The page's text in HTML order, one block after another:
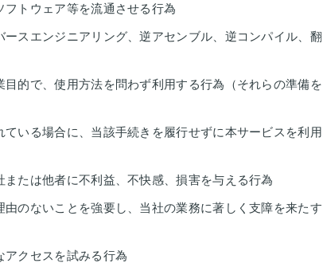
トウェア等を流通させる行為
スエンジニアリング、逆アセンブル、逆コンパイル、翻
的で、使用方法を問わず利用する行為（それらの準備を
いる場合に、当該手続きを履行せずに本サービスを利用
たは他者に不利益、不快感、損害を与える行為
のないことを強要し、当社の業務に著しく支障を来たす
アクセスを試みる行為